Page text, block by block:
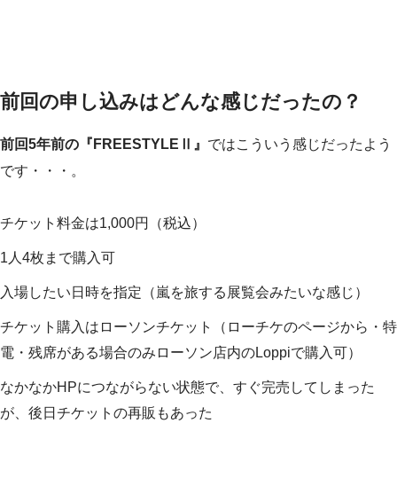
前回の申し込みはどんな感じだったの？
前回5年前の『FREESTYLEⅡ』 ではこういう感じだったよう
です・・・。
チケット料金は1,000円（税込）
1人4枚まで購入可
入場したい日時を指定（嵐を旅する展覧会みたいな感じ）
チケット購入はローソンチケット（ローチケのページから・特
電・残席がある場合のみローソン店内のLoppiで購入可）
なかなかHPにつながらない状態で、すぐ完売してしまった
が、後日チケットの再販もあった